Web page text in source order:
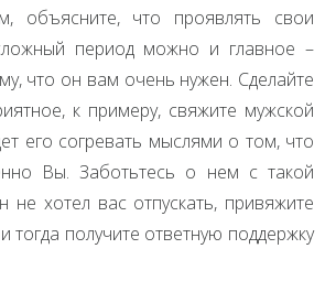
объясните, что проявлять свои
период можно и главное –
что он вам очень нужен. Сделайте
к примеру, свяжите мужской
его согревать мыслями о том, что
Вы. Заботьтесь о нем с такой
не хотел вас отпускать, привяжите
тогда получите ответную поддержку